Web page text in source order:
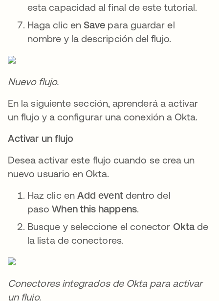
esta capacidad al final de este tutorial.
Haga clic en Save para guardar el
nombre y la descripción del flujo.
Nuevo flujo.
En la siguiente sección, aprenderá a activar
un flujo y a configurar una conexión a Okta.
Activar un flujo
Desea activar este flujo cuando se crea un
nuevo usuario en Okta.
Haz clic en Add eventdentro del
pasoWhen this happens.
Busque y seleccione el conector Oktade
la lista de conectores.
Conectores integrados de Okta para activar
un flujo.